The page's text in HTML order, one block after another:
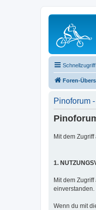
Schnellzugriff
Foren-
Pinoforum
Mit dem Zugriff
1.
Mit dem
einverstanden.
Wenn du mit